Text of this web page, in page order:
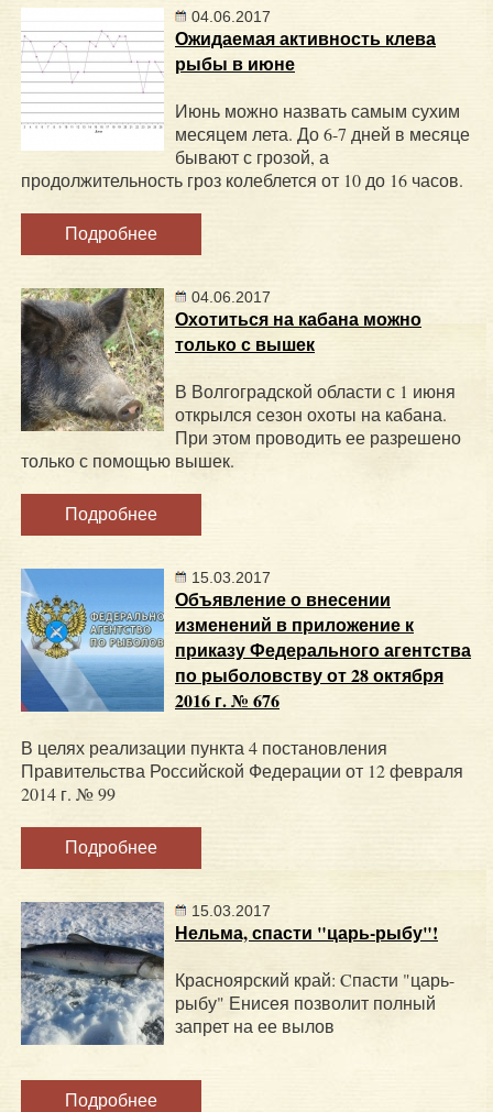
04.06.2017
Ожидаемая активность клева
рыбы в июне
Июнь можно назвать самым сухим
месяцем лета. До 6-7 дней в месяце
бывают с грозой, а
продолжительность гроз колеблется от 10 до 16 часов.
Подробнее
04.06.2017
Охотиться на кабана можно
только с вышек
В Волгоградской области с 1 июня
открылся сезон охоты на кабана.
При этом проводить ее разрешено
только с помощью вышек.
Подробнее
15.03.2017
Объявление о внесении
изменений в приложение к
приказу Федерального агентства
по рыболовству от 28 октября
2016 г. № 676
В целях реализации пункта 4 постановления
Правительства Российской Федерации от 12 февраля
2014 г. № 99
Подробнее
15.03.2017
Нельма, спасти "царь-рыбу"!
Красноярский край: Cпасти "царь-
рыбу" Енисея позволит полный
запрет на ее вылов
Подробнее